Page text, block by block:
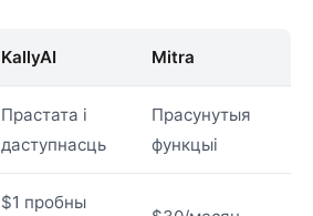
KallyAI Mitra
Прастата і
даступнасць
Прасунутыя
функцыі
$1 пробны